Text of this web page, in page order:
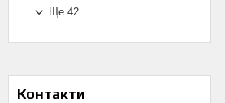
Ще 42
Контакти